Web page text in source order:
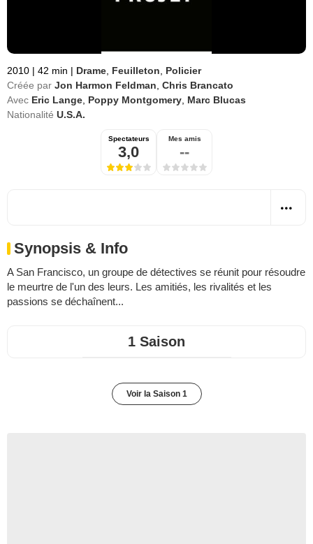
2010 | 42 min | Drame Feuilleton
Policier
Créée par Jon Harmon Feldman Chris Brancato
Avec Eric Lange Poppy Montgomery Marc Blucas
Nationalité U.S.A.
Spectateurs
3,0
Mes amis
--
Synopsis & Info
A San Francisco, un groupe de détectives se réunit pour résoudre
le meurtre de l'un des leurs. Les amitiés, les rivalités et les
passions se déchaînent...
1 Saison
Voir la Saison 1